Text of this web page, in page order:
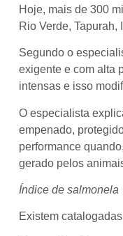
Hoje, mais de 300
Rio Verde,
Segundo o
exigente e com alta
intensas e isso
O especialista
empenado,
performance
gerado pelos
Índice de salmonela
Existem